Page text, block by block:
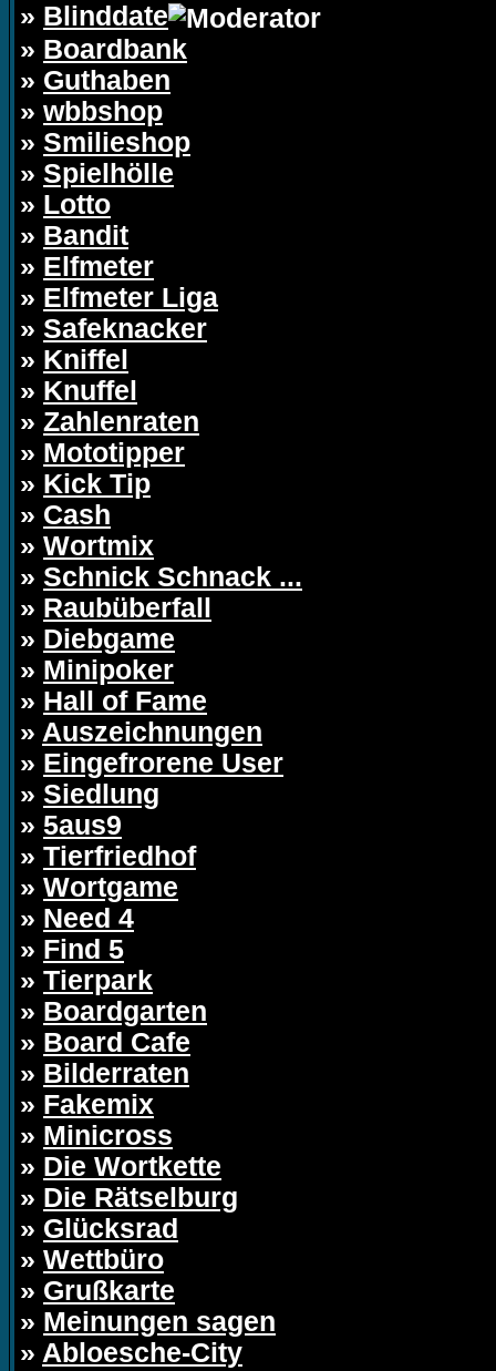
» Blinddate
» Boardbank
» Guthaben
» wbbshop
» Smilieshop
» Spielhölle
» Lotto
» Bandit
» Elfmeter
» Elfmeter Liga
» Safeknacker
» Kniffel
» Knuffel
» Zahlenraten
» Mototipper
» Kick Tip
» Cash
» Wortmix
» Schnick Schnack ...
» Raubüberfall
» Diebgame
» Minipoker
» Hall of Fame
» Auszeichnungen
» Eingefrorene User
» Siedlung
» 5aus9
» Tierfriedhof
» Wortgame
» Need 4
» Find 5
» Tierpark
» Boardgarten
» Board Cafe
» Bilderraten
» Fakemix
» Minicross
» Die Wortkette
» Die Rätselburg
» Glücksrad
» Wettbüro
» Grußkarte
» Meinungen sagen
» Abloesche-City